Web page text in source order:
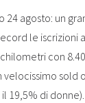
24 agosto: un
le iscrizioni
con
velocissimo sold
19,5% di